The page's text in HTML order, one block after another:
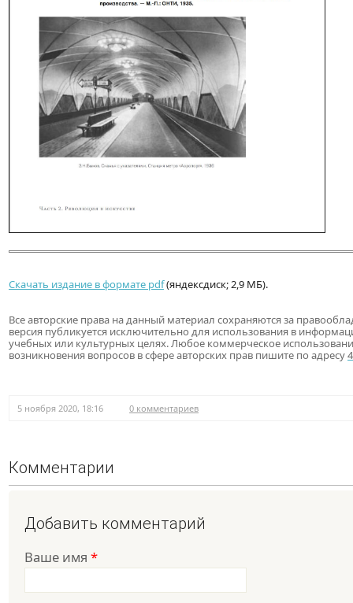
Скачать издание в формате pdf(яндексдиск; 2,9 МБ).
Все авторские права на данный материал сохраняются за
версия публикуется исключительно для использования в
учебных или культурных целях. Любое коммерческое
возникновения вопросов в сфере авторских прав пишите по адресу
5 ноября 2020, 18:16 0 комментариев
Комментарии
Добавить комментарий
Ваше имя *